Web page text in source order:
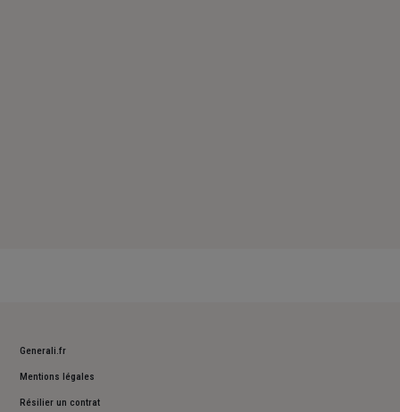
Generali.fr
Mentions légales
Résilier un contrat